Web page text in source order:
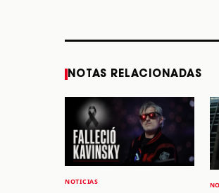
NOTAS RELACIONADAS
NOTICIAS